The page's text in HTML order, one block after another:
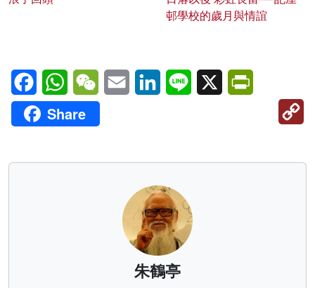
邨學校的歲月與情誼
FacebookWhatsAppWeChatEmail LinkedInLine X
Share
朱鶴亭